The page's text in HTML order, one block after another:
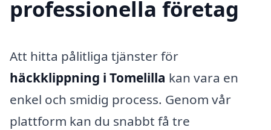
professionella företag
Att hitta pålitliga tjänster för
häckklippning i Tomelilla kan vara en
enkel och smidig process. Genom vår
plattform kan du snabbt få tre